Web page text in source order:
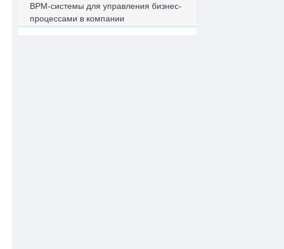
BPM-системы для управления бизнес-
процессами в компании